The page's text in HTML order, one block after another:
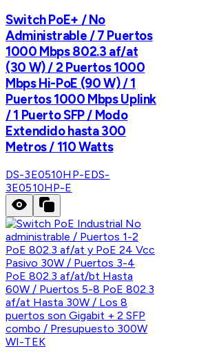
Switch PoE+ / No
Administrable / 7 Puertos
1000 Mbps 802.3 af/at
(30 W) / 2 Puertos 1000
Mbps Hi-PoE (90 W) / 1
Puertos 1000 Mbps Uplink
/ 1 Puerto SFP / Modo
Extendido hasta 300
Metros / 110 Watts
DS-3E0510HP-EDS-
3E0510HP-E
WI-TEK